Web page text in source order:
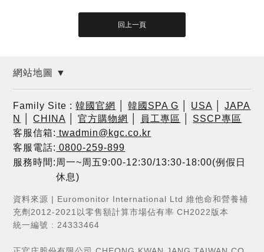
網站地圖 ▼
Family Site :韓國官網 │韓國SPA G USA │JAPA
N
│CHINA │官方購物網 員工專區
SSCP專區
客服信箱: twadmin@kgc.co.kr
客服電話: 0800-259-899
服務時間:周一~周五9:00-12:30/13:30-18:00(例假日
休息)
資料來源 | Euromonitor International Ltd 維他命和營養補
充劑2012-2021以零售額計算市場佔有率 CH2022版本
統一編號 : 24333464